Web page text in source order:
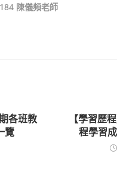
陳儀頻老師
各班教
覽
【學習歷
程學習